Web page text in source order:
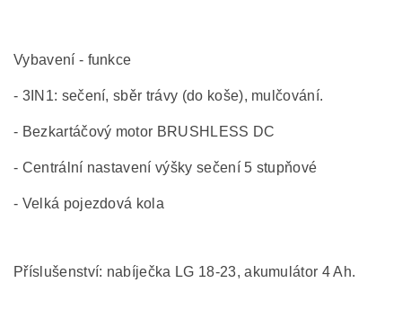
Vybavení - funkce
- 3IN1: sečení, sběr trávy (do koše), mulčování.
- Bezkartáčový motor BRUSHLESS DC
- Centrální nastavení výšky sečení 5 stupňové
- Velká pojezdová kola
Příslušenství: nabíječka LG 18-23, akumulátor 4 Ah.